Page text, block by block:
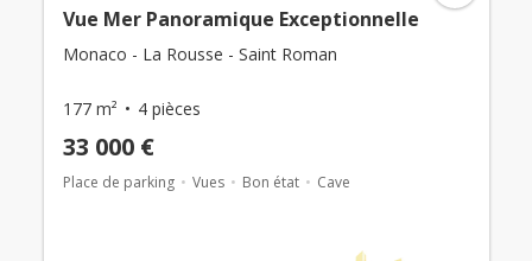
Vue Mer Panoramique Exceptionnelle
Monaco - La Rousse - Saint Roman
177 m² 4 pièces
33 000 €
Place de parking Vues Bon état Cave